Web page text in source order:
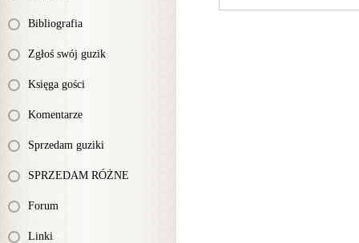
Bibliografia
Zgłoś swój guzik
Księga gości
Komentarze
Sprzedam guziki
SPRZEDAM RÓŻNE
Forum
Linki